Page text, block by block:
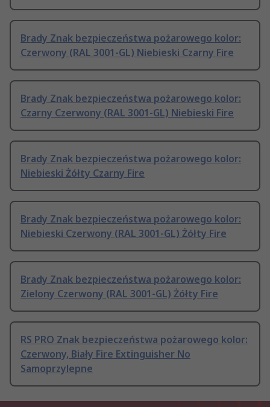
Brady Znak bezpieczeństwa pożarowego kolor:
Czerwony (RAL 3001-GL) Niebieski Czarny Fire
Brady Znak bezpieczeństwa pożarowego kolor:
Czarny Czerwony (RAL 3001-GL) Niebieski Fire
Brady Znak bezpieczeństwa pożarowego kolor:
Niebieski Żółty Czarny Fire
Brady Znak bezpieczeństwa pożarowego kolor:
Niebieski Czerwony (RAL 3001-GL) Żółty Fire
Brady Znak bezpieczeństwa pożarowego kolor:
Zielony Czerwony (RAL 3001-GL) Żółty Fire
RS PRO Znak bezpieczeństwa pożarowego kolor:
Czerwony, Biały Fire Extinguisher No
Samoprzylepne